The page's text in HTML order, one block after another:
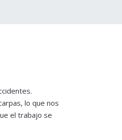
lo que nos
el trabajo se